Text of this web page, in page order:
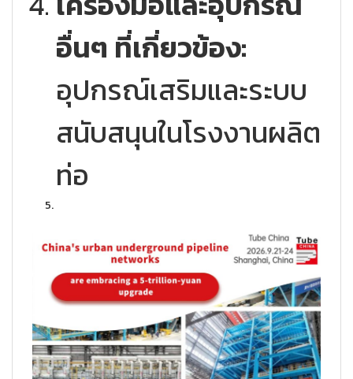
อื่นๆ ที่เกี่ยวข้อง:
อุปกรณ์เสริมและระบบ
สนับสนุนในโรงงานผลิต
ท่อ